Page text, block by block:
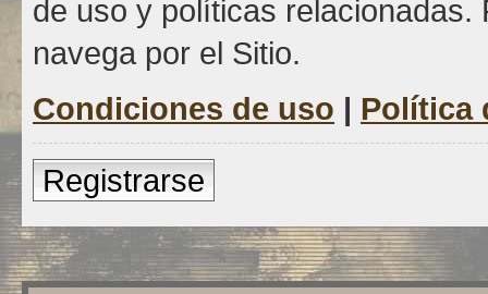
de uso y políticas
navega por el Sitio.
Condiciones de uso | Política
Registrarse